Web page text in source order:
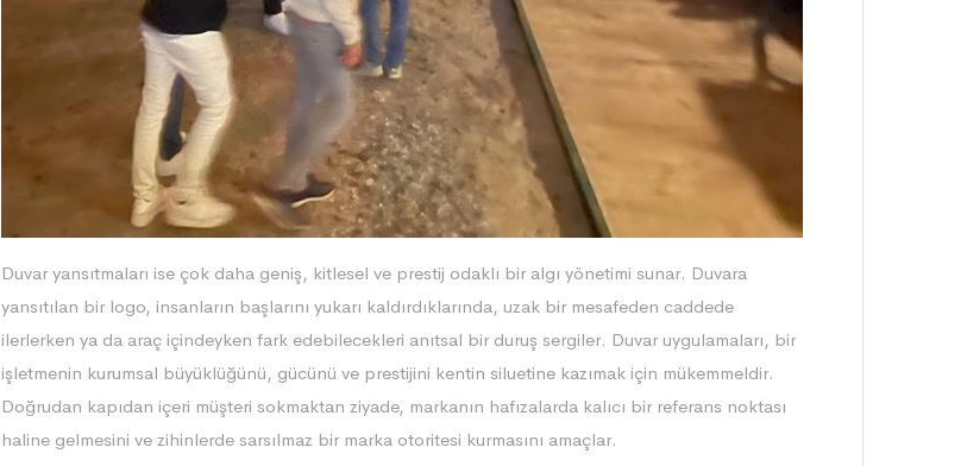
Duvar yansıtmaları ise çok daha geniş, kitlesel ve prestij odaklı bir algı yönetimi sunar. Duvara
yansıtılan bir logo, insanların başlarını yukarı kaldırdıklarında, uzak bir mesafeden caddede
ilerlerken ya da araç içindeyken fark edebilecekleri anıtsal bir duruş sergiler. Duvar uygulamaları, bir
işletmenin kurumsal büyüklüğünü, gücünü ve prestijini kentin siluetine kazımak için mükemmeldir.
Doğrudan kapıdan içeri müşteri sokmaktan ziyade, markanın hafızalarda kalıcı bir referans noktası
haline gelmesini ve zihinlerde sarsılmaz bir marka otoritesi kurmasını amaçlar.